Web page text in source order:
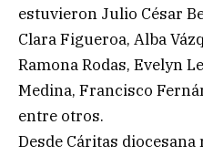
estuvieron Julio César
Clara Figueroa, Alba
Ramona Rodas, Evelyn
Medina, Francisco
entre otros.
Desde Cáritas